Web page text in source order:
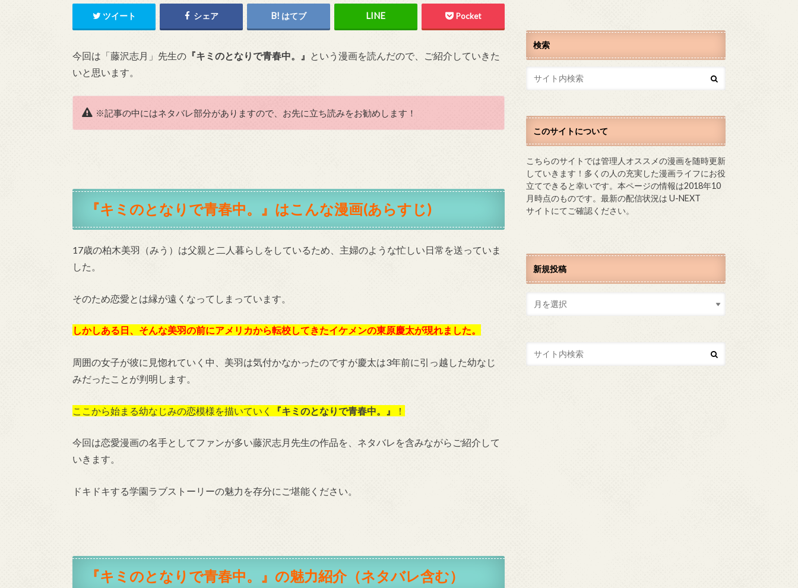
ツイート シェア はてブ Pocket
今回は「藤沢志月」先生の 『キミのとなりで青春中。』
という漫画を読んだので、ご紹介していきた
いと思います。
※記事の中にはネタバレ部分がありますので、お先に立ち読みをお勧めします！
『キミのとなりで青春中。』はこんな漫画(あらすじ)
17歳の柏木美羽（みう）は父親と二人暮らしをしているため、主婦のような忙しい日常を送っていま
した。
そのため恋愛とは縁が遠くなってしまっています。
しかしある日、そんな美羽の前にアメリカから転校してきたイケメンの東原慶太が現れました。
周囲の女子が彼に見惚れていく中、美羽は気付かなかったのですが慶太は3年前に引っ越した幼なじ
みだったことが判明します。
ここから始まる幼なじみの恋模様を描いていく 『キミのとなりで青春中。』 ！
今回は恋愛漫画の名手としてファンが多い藤沢志月先生の作品を、ネタバレを含みながらご紹介して
いきます。
ドキドキする学園ラブストーリーの魅力を存分にご堪能ください。
『キミのとなりで青春中。』の魅力紹介（ネタバレ含む）
検索
このサイトについて
こちらのサイトでは管理人オススメの漫画を随時更新
していきます！多くの人の充実した漫画ライフにお役
立てできると幸いです。本ページの情報は2018年10
月時点のものです。最新の配信状況は U-NEXT
サイトにてご確認ください。
新規投稿